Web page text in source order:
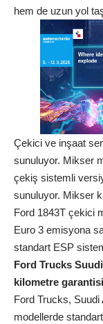
hem de uzun yol
Çekici ve inşaat
sunuluyor. Mikser
çekiş sistemli
sunuluyor. Mikser
Ford 1843T çekici
Euro 3 emisyona
standart ESP
Ford Trucks
kilometre
Ford Trucks, Suudi
modellerde